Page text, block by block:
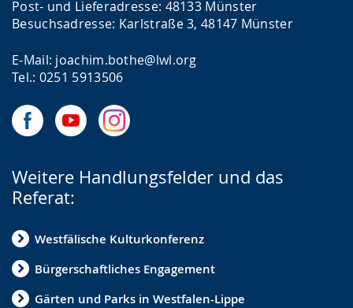
Post- und Lieferadresse: 48133 Münster
Besuchsadresse: Karlstraße 3, 48147 Münster
E-Mail: joachim.bothe@lwl.org
Tel.: 0251 5913506
Weitere Handlungsfelder und das
Referat:
Westfälische Kulturkonferenz
Bürgerschaftliches Engagement
Gärten und Parks in Westfalen-Lippe